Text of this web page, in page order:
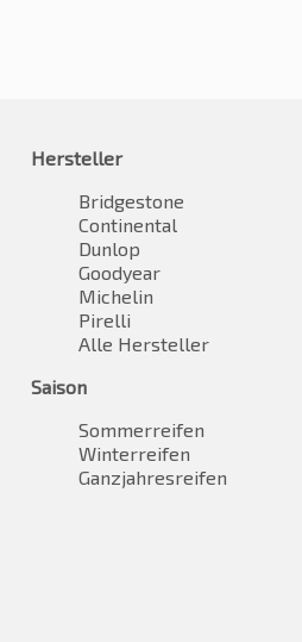
Hersteller
Bridgestone
Continental
Dunlop
Goodyear
Michelin
Pirelli
Alle Hersteller
Saison
Sommerreifen
Winterreifen
Ganzjahresreifen